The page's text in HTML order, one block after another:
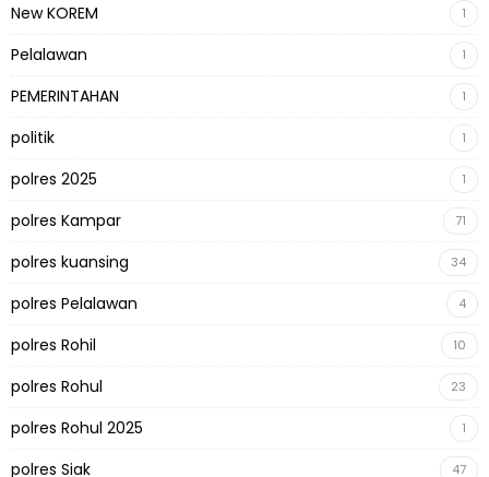
New KOREM 1
Pelalawan 1
PEMERINTAHAN 1
politik 1
polres 2025 1
polres Kampar 71
polres kuansing 34
polres Pelalawan 4
polres Rohil 10
polres Rohul 23
polres Rohul 2025 1
polres Siak 47